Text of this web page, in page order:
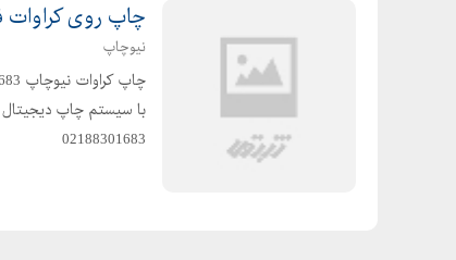
چاپ روی کراوات فوری
نیوچاپ
02188301683